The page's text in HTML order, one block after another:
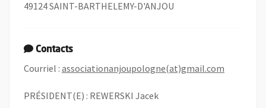
49124 SAINT-BARTHELEMY-D'ANJOU
Contacts
Courriel : associationanjoupologne(at)gmail.com
PRÉSIDENT(E) : REWERSKI Jacek